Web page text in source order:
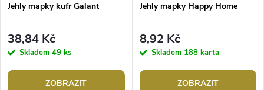
Jehly mapky kufr Galant
38,84 Kč
Skladem 49 ks
ZOBRAZIT
Jehly mapky Happy Home
8,92 Kč
Skladem 188 karta
ZOBRAZIT